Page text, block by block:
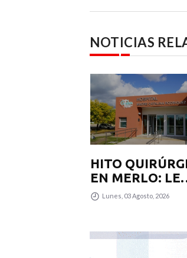
NOTICIAS
HITO
EN MERLO: LE
EXTIRPARON EL
INÉDITO
Lunes, 03 Agosto, 2026